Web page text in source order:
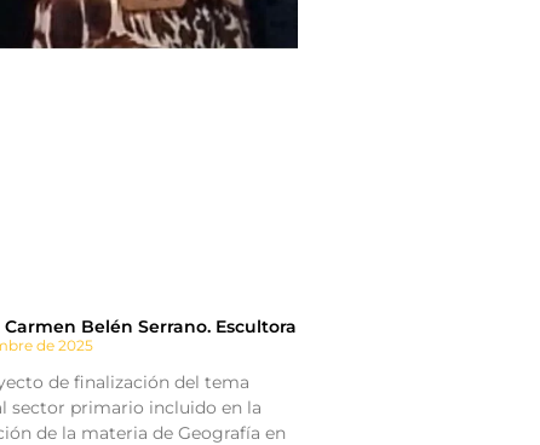
Belén Serrano. Escultora
de 2025
de finalización del tema
sector primario incluido en la
de la materia de Geografía en